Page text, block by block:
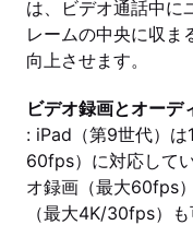
は、ビデオ通話中に
レームの中央に収ま
向上させます。
ビデオ録画とオーデ
: iPad（第9世代）
60fps）に対応して
オ録画（最大60fps
（最大4K/30fps）